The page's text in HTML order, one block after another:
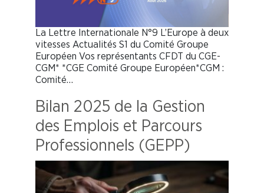
La Lettre Internationale N°9 L’Europe à deux
vitesses Actualités S1 du Comité Groupe
Européen Vos représentants CFDT du CGE-
CGM* *CGE Comité Groupe Européen*CGM :
Comité…
Bilan 2025 de la Gestion
des Emplois et Parcours
Professionnels (GEPP)